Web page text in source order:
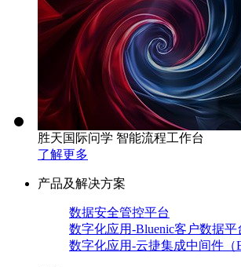
胜天国际问学 智能流程工作台
了解更多
产品及解决方案
数据安全管控平台
数字化应用-Bluenic客户数据平
数字化应用-云捷集成中间件（